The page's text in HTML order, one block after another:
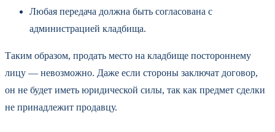
Любая передача должна быть согласована с
администрацией кладбища.
Таким образом, продать место на кладбище постороннему
лицу — невозможно. Даже если стороны заключат договор,
он не будет иметь юридической силы, так как предмет сделки
не принадлежит продавцу.